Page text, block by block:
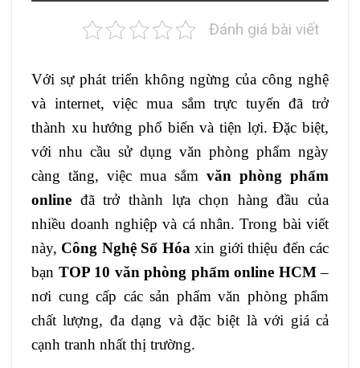
Đánh giá bài viết
Với sự phát triển không ngừng của công nghệ
và internet, việc mua sắm trực tuyến đã trở
thành xu hướng phổ biến và tiện lợi. Đặc biệt,
với nhu cầu sử dụng văn phòng phẩm ngày
càng tăng, việc mua sắm văn phòng phẩm
online đã trở thành lựa chọn hàng đầu của
nhiều doanh nghiệp và cá nhân. Trong bài viết
này, Công Nghệ Số Hóa xin giới thiệu đến các
bạn TOP 10 văn phòng phẩm online HCM–
nơi cung cấp các sản phẩm văn phòng phẩm
chất lượng, đa dạng và đặc biệt là với giá cả
cạnh tranh nhất thị trường.